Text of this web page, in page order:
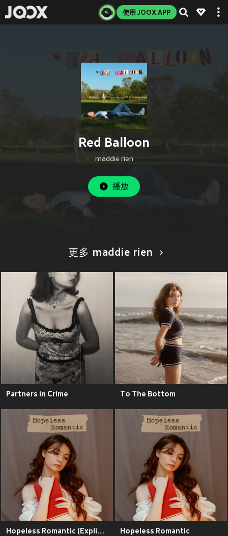
使用 JOOX APP
Red Balloon
maddie rien
播放
更多 maddie rien
Partners in Crime To The Bottom
Hopeless Romantic (Explicit) Hopeless Romantic